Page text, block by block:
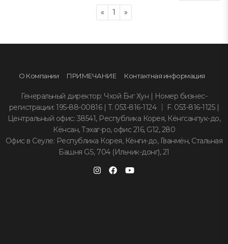
«Previous
1 »Next
О Компании ПРИМЕЧАНИЕ Контактная информация
Генеральный директор: Чхой Ёнг Хун | Номер бизнес-
регистрации: 195-88-00816 | T. 053-816-1124 ｜ F. 053-816-1125 |
Центральный офис: 38541, Республика Корея, Кёнгсанпук-до,
Кёнсан, Тэхаг-ро, офис 216, G12, 280
Офис в Сеуле: Республика Корея, Кёнги-до, Гванмён, Стальная
Башня GS, 704 (Ильчик-донг), 21